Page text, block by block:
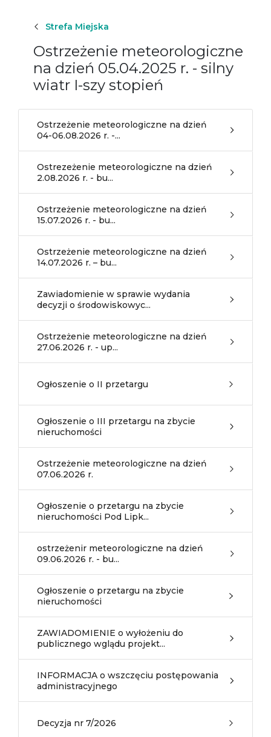
Strefa Miejska
Ostrzeżenie meteorologiczne
na dzień 05.04.2025 r. - silny
wiatr I-szy stopień
Ostrzeżenie meteorologiczne na dzień
04-06.08.2026 r. -...
Ostrezeżenie meteorologiczne na dzień
2.08.2026 r. - bu...
Ostrzeżenie meteorologiczne na dzień
15.07.2026 r. - bu...
Ostrzeżenie meteorologiczne na dzień
14.07.2026 r. – bu...
Zawiadomienie w sprawie wydania
decyzji o środowiskowyc...
Ostrzeżenie meteorologiczne na dzień
27.06.2026 r. - up...
Ogłoszenie o II przetargu
Ogłoszenie o III przetargu na zbycie
nieruchomości
Ostrzeżenie meteorologiczne na dzień
07.06.2026 r.
Ogłoszenie o przetargu na zbycie
nieruchomości Pod Lipk...
ostrzeżenir meteorologiczne na dzień
09.06.2026 r. - bu...
Ogłoszenie o przetargu na zbycie
nieruchomości
ZAWIADOMIENIE o wyłożeniu do
publicznego wglądu projekt...
INFORMACJA o wszczęciu postępowania
administracyjnego
Decyzja nr 7/2026